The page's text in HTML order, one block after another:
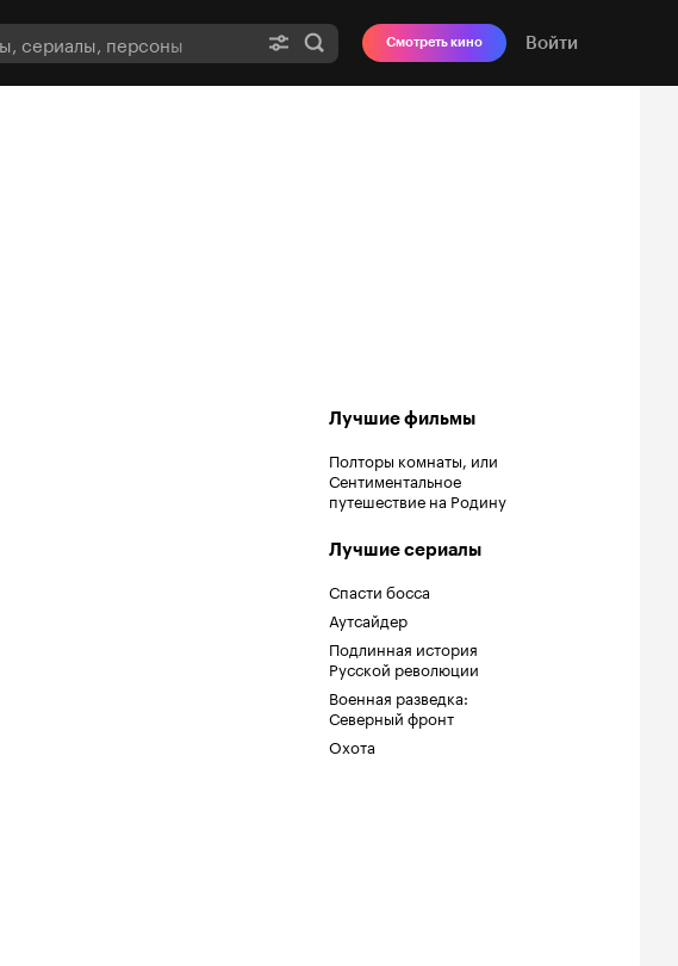
Смотреть кино Войти
Лучшие фильмы
Полторы комнаты, или
Сентиментальное
путешествие на Родину
Лучшие сериалы
Спасти босса
Аутсайдер
Подлинная история
Русской революции
Военная разведка:
Северный фронт
Охота